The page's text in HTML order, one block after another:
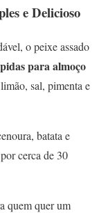
e Delicioso
o peixe assado
para almoço
sal, pimenta e
batata e
cerca de 30
quem quer um